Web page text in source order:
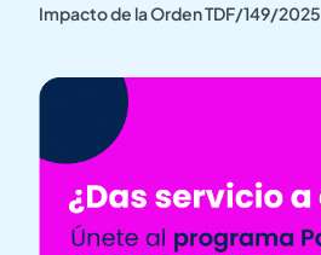
Impacto de la Orden TDF/149/2025